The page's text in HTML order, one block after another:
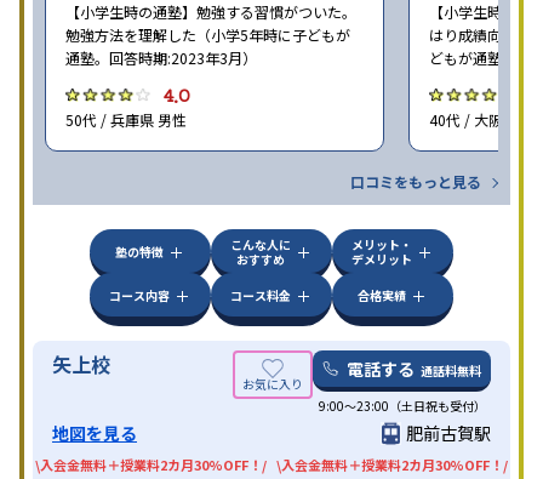
【小学生時の通塾】勉強する習慣がついた。
勉強方法を理解した（小学5年時に子どもが
通塾。回答時期:2023年3月）
4.0
50代 / 兵庫県 男性
【小学生時の通
はり成績向上に
どもが通塾。回
40代 / 大阪府 女
口コミをもっと見る
塾の特徴
こんな人に
おすすめ
メリット・
デメリット
コース内容
コース料金 合格実績
矢上校 電話する 通話料無料
9:00～23:00（土日祝も受付）
地図を見る 肥前古賀駅
\入会金無料＋授業料2カ月30%OFF！/ \入会金無料＋授業料2カ月30%OFF！/